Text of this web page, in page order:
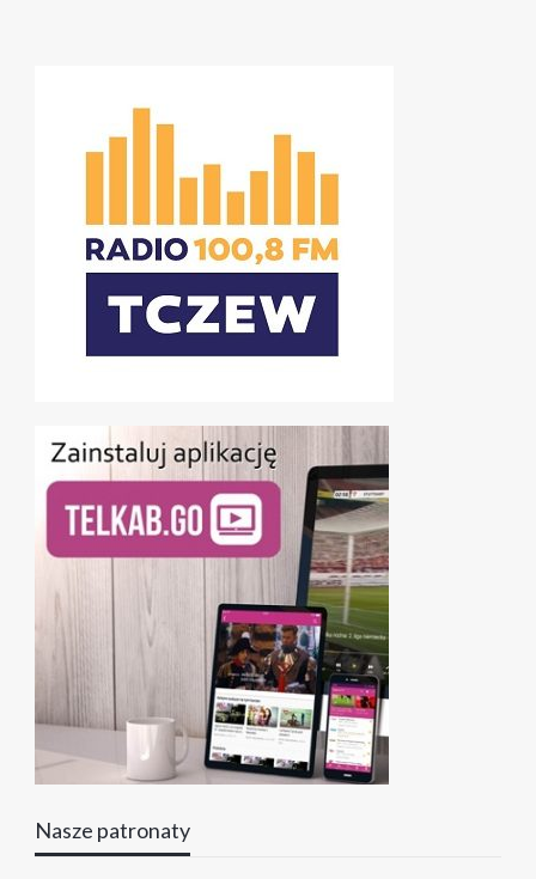
Nasze patronaty